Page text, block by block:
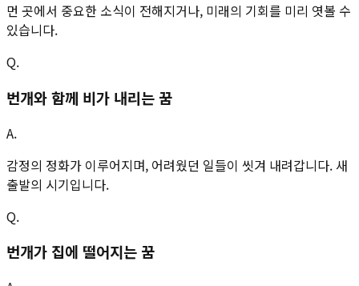
먼 곳에서 중요한 소식이 전해지거나, 미래의 기회를 미리 엿볼 수
있습니다.
Q.
번개와 함께 비가 내리는 꿈
A.
감정의 정화가 이루어지며, 어려웠던 일들이 씻겨 내려갑니다. 새
출발의 시기입니다.
Q.
번개가 집에 떨어지는 꿈